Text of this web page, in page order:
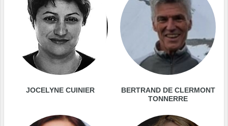
JOCELYNE CUINIER
BERTRAND DE CLERMONT
TONNERRE